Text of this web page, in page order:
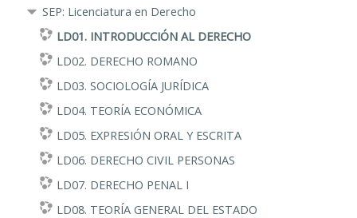
SEP: Licenciatura en Derecho
LD01. INTRODUCCIÓN AL DERECHO
LD02. DERECHO ROMANO
LD03. SOCIOLOGÍA JURÍDICA
LD04. TEORÍA ECONÓMICA
LD05. EXPRESIÓN ORAL Y ESCRITA
LD06. DERECHO CIVIL PERSONAS
LD07. DERECHO PENAL I
LD08. TEORÍA GENERAL DEL ESTADO